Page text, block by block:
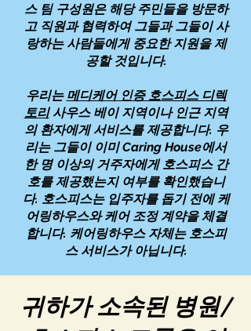
스 팀 구성원은 해당 주민들을 방문하
고 직원과 협력하여 그들과 그들이 사
랑하는 사람들에게 중요한 지원을 제
공할 것입니다.
우리는 메디케어 인증 호스피스 디렉
토리사우스 베이 지역이나 인근 지역
의 환자에게 서비스를 제공합니다. 우
리는 그들이 이미 Caring House에서
한 명 이상의 거주자에게 호스피스 간
호를 제공했는지 여부를 확인했습니
다. 호스피스는 입주자를 돕기 전에 케
어링하우스와 케어 조정 계약을 체결
합니다. 케어링하우스 자체는 호스피
스 서비스가 아닙니다.
귀하가 소속된 병원/